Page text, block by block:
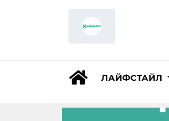
ЛАЙФСТАЙЛ